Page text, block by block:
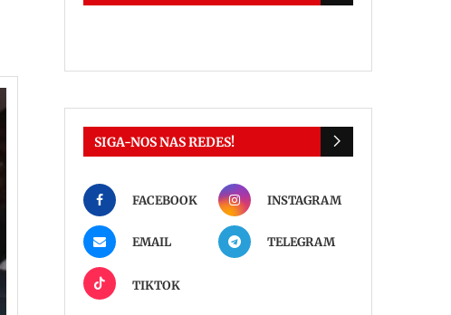
SIGA-NOS NAS REDES!
FACEBOOK INSTAGRAM
EMAIL TELEGRAM
TIKTOK